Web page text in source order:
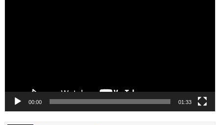
00:00 01:33